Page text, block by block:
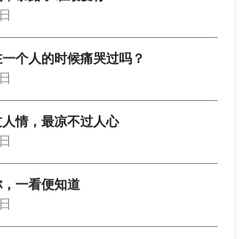
个人的时候痛哭过吗？
情，最凉不过人心
一看便知道